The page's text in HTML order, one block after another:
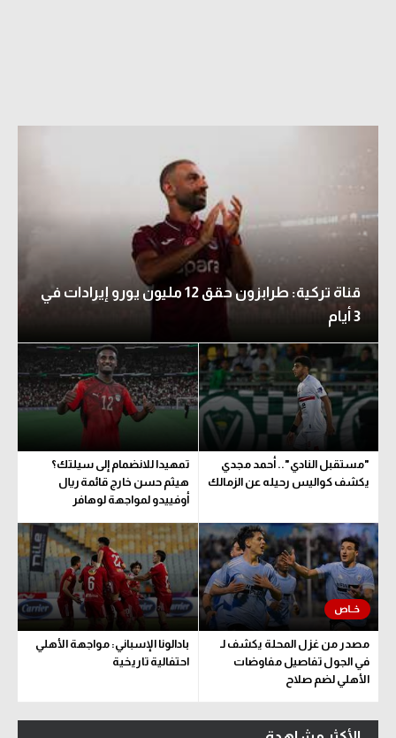
قناة تركية: طرابزون حقق 12 مليون يورو إيرادات في
3 أيام
"مستقبل النادي".. أحمد مجدي
يكشف كواليس رحيله عن الزمالك
تمهيدا للانضمام إلى سيلتك؟
هيثم حسن خارج قائمة ريال
أوفييدو لمواجهة لوهافر
مصدر من غزل المحلة يكشف لـ
في الجول تفاصيل مفاوضات
الأهلي لضم صلاح
بادالونا الإسباني: مواجهة الأهلي
احتفالية تاريخية